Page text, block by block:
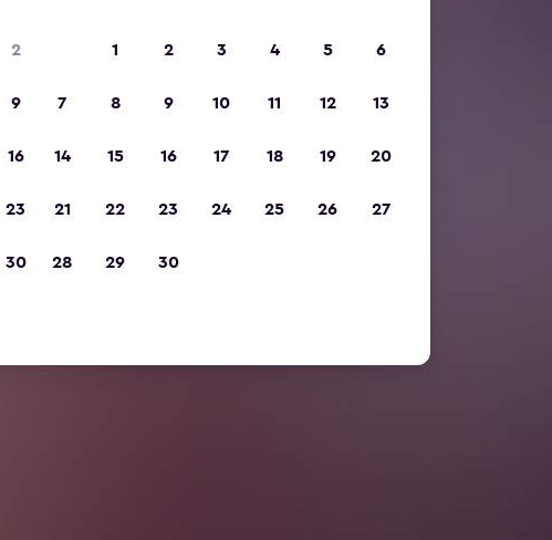
2
9
16
23
30
1 2 3 4 5 6
7 8 9 10 11 12 13
14 15 16 17 18 19 20
21 22 23 24 25 26 27
28 29 30